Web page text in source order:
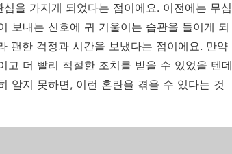
을 가지게 되었다는 점이에요. 이전에는 무심
보내는 신호에 귀 기울이는 습관을 들이게 되
괜한 걱정과 시간을 보냈다는 점이에요. 만약
고 더 빨리 적절한 조치를 받을 수 있었을 텐데
알지 못하면, 이런 혼란을 겪을 수 있다는 것